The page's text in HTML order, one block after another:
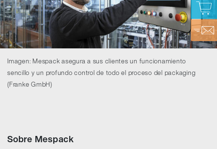
Imagen: Mespack asegura a sus clientes un funcionamiento
sencillo y un profundo control de todo el proceso del packaging
(Franke GmbH)
Sobre Mespack